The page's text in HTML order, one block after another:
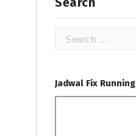
Search
Jadwal Fix Running